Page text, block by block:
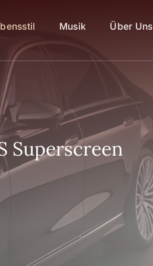
Musik Über Uns
Superscreen